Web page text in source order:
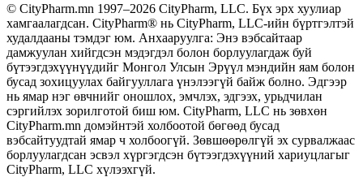
© CityPharm.mn 1997–2026 CityPharm, LLC. Бүх эрх хуулиар
хамгаалагдсан. CityPharm® нь CityPharm, LLC-ийн бүртгэлтэй
худалдааны тэмдэг юм. Анхааруулга: Энэ вэбсайтаар
дамжуулан хийгдсэн мэдэгдэл болон борлуулагдаж буй
бүтээгдэхүүнүүдийг Монгол Улсын Эрүүл мэндийн яам болон
бусад зохицуулах байгууллага үнэлээгүй байж болно. Эдгээр
нь ямар нэг өвчнийг оношлох, эмчлэх, эдгээх, урьдчилан
сэргийлэх зорилготой биш юм. CityPharm, LLC нь зөвхөн
CityPharm.mn домэйнтэй холбоотой бөгөөд бусад
вэбсайтуудтай ямар ч холбоогүй. Зөвшөөрөлгүй эх сурвалжаас
борлуулагдсан эсвэл хүргэгдсэн бүтээгдэхүүний хариуцлагыг
CityPharm, LLC хүлээхгүй.